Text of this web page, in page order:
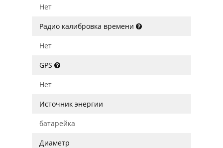
Нет
Радио калибровка времени
Нет
GPS
Нет
Источник энергии
батарейка
Диаметр